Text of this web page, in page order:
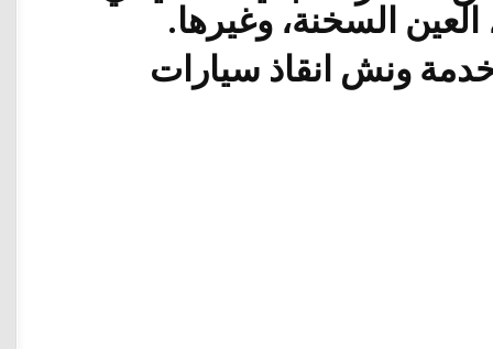
السخنة، وغيرها.
ونش انقاذ سيارات